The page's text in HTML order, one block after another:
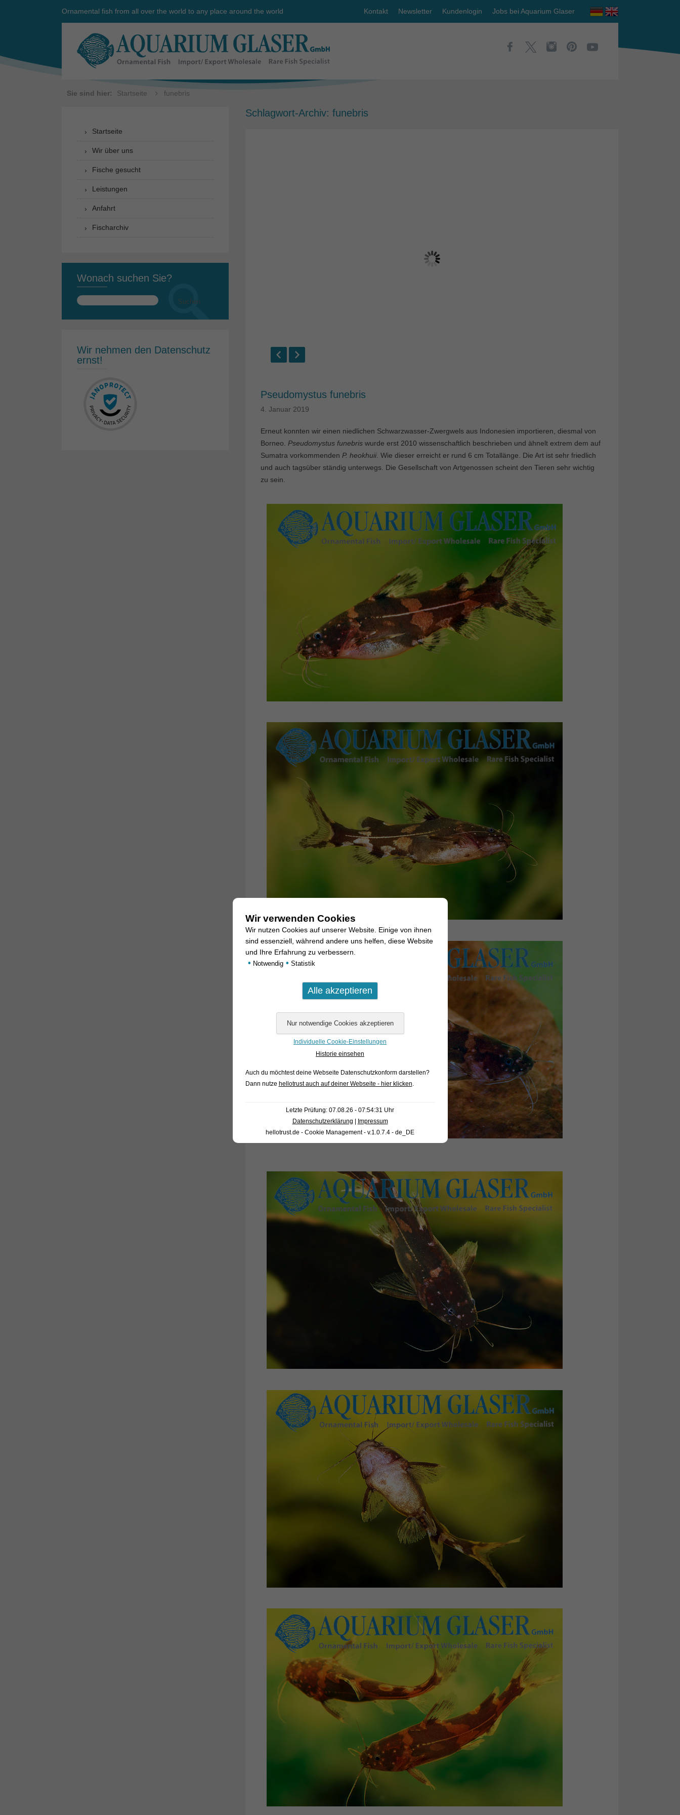
Ornamental fish from all over the world to any place around the world Kontakt Newsletter Kundenlogin Jobs bei Aquarium Glaser
Sie sind hier: Startseite funebris
Schlagwort-Archiv: funebris
Pseudomystus funebris
4. Januar 2019
Erneut konnten wir einen niedlichen Schwarzwasser-Zwergwels aus Indonesien importieren, diesmal von
Borneo. Pseudomystus funebris wurde erst 2010 wissenschaftlich beschrieben und ähnelt extrem dem auf
Sumatra vorkommenden P. heokhuii. Wie dieser erreicht er rund 6 cm Totallänge. Die Art ist sehr friedlich
und auch tagsüber ständig unterwegs. Die Gesellschaft von Artgenossen scheint den Tieren sehr wichtig
zu sein.
Startseite
Wir über uns
Fische gesucht
Leistungen
Anfahrt
Fischarchiv
Wonach suchen Sie?
Suchen
Wir nehmen den Datenschutz
ernst!
Wir verwenden Cookies
Wir nutzen Cookies auf unserer Website. Einige von ihnen
sind essenziell, während andere uns helfen, diese Website
und Ihre Erfahrung zu verbessern.
• Notwendig • Statistik
Individuelle Cookie-Einstellungen
Historie einsehen
Auch du möchtest deine Webseite Datenschutzkonform darstellen?
Dann nutze hellotrust auch auf deiner Webseite - hier klicken
Letzte Prüfung: 07.08.26 - 07:54:31 Uhr
Datenschutzerklärung | Impressum
hellotrust.de - Cookie Management - v.1.0.7.4 - de_DE